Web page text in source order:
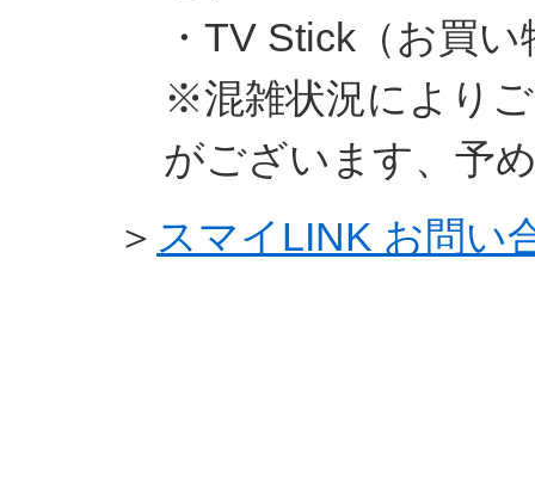
・TV Stick（お買
※混雑状況により
がございます、予
＞ スマイLINK お問い